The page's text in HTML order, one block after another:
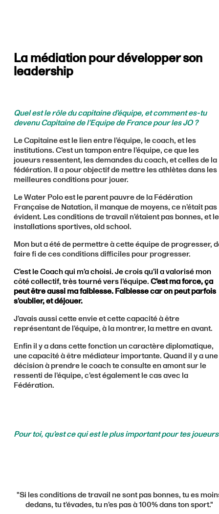
La médiation pour développer son
leadership
Quel est le rôle du capitaine d’équipe, et comment es-tu
devenu Capitaine de l’Equipe de France pour les JO ?
Le Capitaine est le lien entre l’équipe, le coach, et les
institutions. C’est un tampon entre l’équipe, ce que les
joueurs ressentent, les demandes du coach, et celles de la
fédération. Il a pour objectif de mettre les athlètes dans les
meilleures conditions pour jouer.
Le Water Polo est le parent pauvre de la Fédération
Française de Natation, il manque de moyens, ce n’était pas
évident. Les conditions de travail n’étaient pas bonnes, et
installations sportives, old school.
Mon but a été de permettre à cette équipe de progresser,
faire fi de ces conditions difficiles pour progresser.
C’est le Coach qui m’a choisi. Je crois qu’il a valorisé mon
côté collectif, très tourné vers l’équipe.C’est ma force, ça
peut être aussi ma faiblesse. Faiblesse car on peut parfois
s’oublier, et déjouer.
J’avais aussi cette envie et cette capacité à être
représentant de l’équipe, à la montrer, la mettre en avant.
Enfin il y a dans cette fonction un caractère diplomatique,
une capacité à être médiateur importante. Quand il y a une
décision à prendre le coach te consulte en amont sur le
ressenti de l’équipe, c’est également le cas avec la
Fédération.
Pour toi, qu’est ce qui est le plus important pour tes
"Si les conditions de travail ne sont pas bonnes, tu es
dedans, tu t’évades, tu n’es pas à 100% dans ton sport."